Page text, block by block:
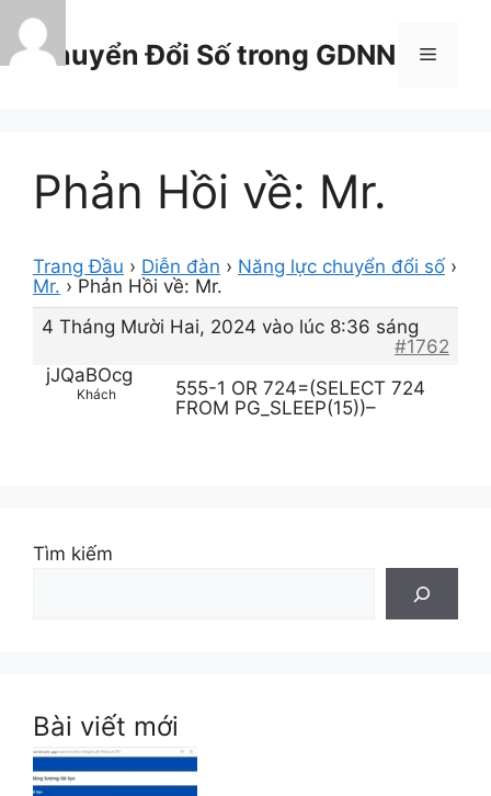
Chuyển
đến
nội
Chuyển Đổi Số trong GDNN Menu
Phản Hồi về: Mr.
Trang Đầu › Diễn đàn › Năng lực chuyển đổi số ›
Mr. › Phản Hồi về: Mr.
4 Tháng Mười Hai, 2024 vào lúc 8:36 sáng
#1762
jJQaBOcg
Khách
555-1 OR 724=(SELECT 724
FROM PG_SLEEP(15))–
Tìm kiếm
Bài viết mới